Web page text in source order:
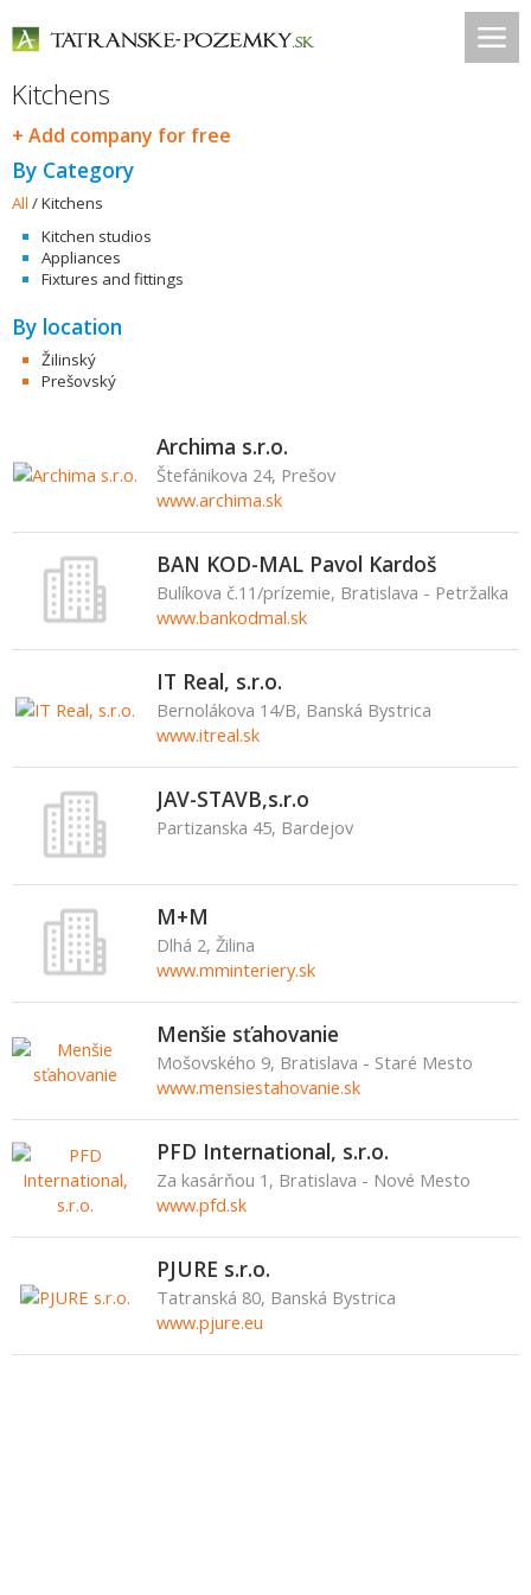
Kitchens
+ Add company for free
By Category
All /Kitchens
Kitchen studios
Appliances
Fixtures and fittings
By location
Žilinský
Prešovský
Archima s.r.o.
Štefánikova 24, Prešov
www.archima.sk
BAN KOD-MAL Pavol Kardoš
Bulíkova č.11/prízemie, Bratislava - Petržalka
www.bankodmal.sk
IT Real, s.r.o.
Bernolákova 14/B, Banská Bystrica
www.itreal.sk
JAV-STAVB,s.r.o
Partizanska 45, Bardejov
M+M
Dlhá 2, Žilina
www.mminteriery.sk
Menšie sťahovanie
Mošovského 9, Bratislava - Staré Mesto
www.mensiestahovanie.sk
PFD International, s.r.o.
Za kasárňou 1, Bratislava - Nové Mesto
www.pfd.sk
PJURE s.r.o.
Tatranská 80, Banská Bystrica
www.pjure.eu